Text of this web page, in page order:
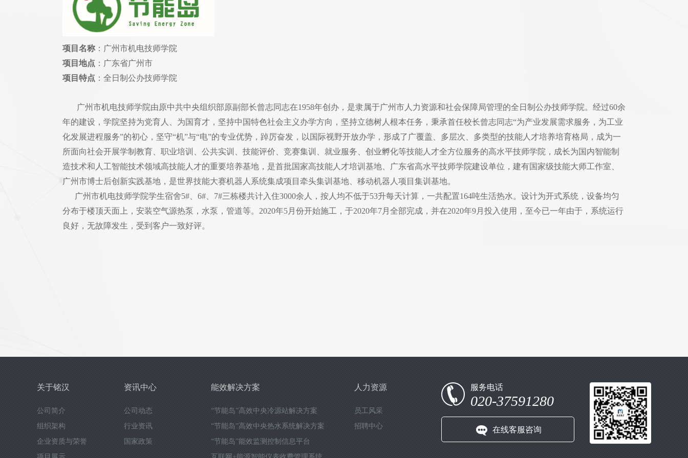
项目名称 ：广州市机电技师学院
项目地点 ：广东省广州市
项目特点 ： 全日制公办技师学院
广州市机电技师学院由原中共中央组织部原副部长曾志同志在1958年创办，是隶属于广州市人力资源和社会保障局管理的全日制公办技师学院。经过60余
年的建设，学院坚持为党育人、为国育才，坚持中国特色社会主义办学方向，坚持立德树人根本任务，秉承首任校长曾志同志“为产业发展需求服务，为工业
化发展进程服务”的初心，坚守“机”与“电”的专业优势，踔厉奋发，以国际视野开放办学，形成了广覆盖、多层次、多类型的技能人才培养培育格局，成为一
所面向社会开展学制教育、职业培训、公共实训、技能评价、竞赛集训、就业服务、创业孵化等技能人才全方位服务的高水平技师学院，成长为国内智能制
造技术和人工智能技术领域高技能人才的重要培养基地，是首批国家高技能人才培训基地、广东省高水平技师学院建设单位，建有国家级技能大师工作室、
广州市博士后创新实践基地，是世界技能大赛机器人系统集成项目牵头集训基地、移动机器人项目集训基地。
广州市机电技师学院学生宿舍5#、6#、7#三栋楼共计入住3000余人，按人均不低于53升每天计算，一共配置164吨生活热水。设计为开式系统，设备均匀
分布于楼顶天面上，安装空气源热泵，水泵，管道等。2020年5月份开始施工，于2020年7月全部完成，并在2020年9月投入使用，至今已一年由于，系统运行
良好，无故障发生，受到客户一致好评。
关于铭汉
公司简介
组织架构
企业资质与荣誉
资讯中心
公司动态
行业资讯
国家政策
能效解决方案
“节能岛”高效中央冷源站解决方案
“节能岛”高效中央热水系统解决方案
“节能岛”能效监测控制信息平台
人力资源
员工风采
招聘中心
服务电话
020-37591280
在线客服咨询